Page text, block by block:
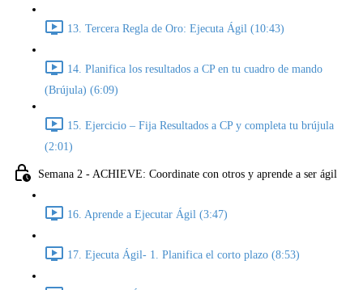
13. Tercera Regla de Oro: Ejecuta Ágil (10:43)
14. Planifica los resultados a CP en tu cuadro de mando
(Brújula) (6:09)
15. Ejercicio – Fija Resultados a CP y completa tu brújula
(2:01)
Semana 2 - ACHIEVE: Coordinate con otros y aprende a ser ágil
16. Aprende a Ejecutar Ágil (3:47)
17. Ejecuta Ágil- 1. Planifica el corto plazo (8:53)